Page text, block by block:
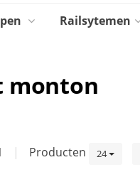
Railsytemen
monton
| Producten 24